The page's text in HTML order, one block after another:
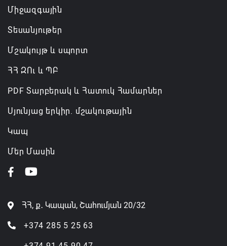
Միջազգային
Տեսանյութեր
Մշակույթ և սպորտ
ՀՀ ԶՈւ և ՊԲ
PDF Տարբերակ և Հատուկ Համարներ
Սյունյաց երկիր. մշակութային
Կապ
Մեր Մասին
ՀՀ, ք․ Կապան, Շահումյան 20/32
+374 285 5 25 63